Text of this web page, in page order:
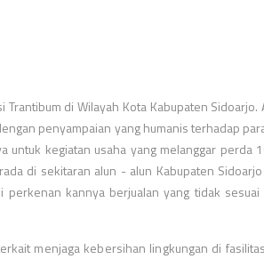
di Wilayah Kota Kabupaten Sidoarjo.
penyampaian yang humanis terhadap
untuk kegiatan usaha yang melanggar perda
di sekitaran alun - alun Kabupaten
kannya berjualan yang tidak sesuai
menjaga kebersihan lingkungan di